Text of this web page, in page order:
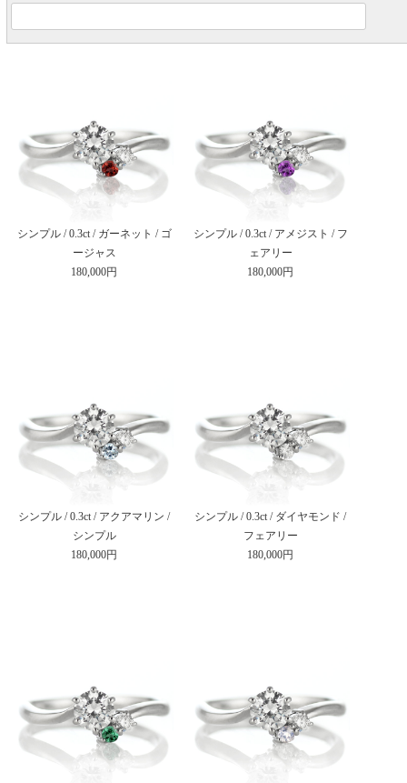
シンプル / 0.3ct / ガーネット / ゴ
ージャス
180,000円
シンプル / 0.3ct / アメジスト / フ
ェアリー
180,000円
シンプル / 0.3ct / アクアマリン /
シンプル
180,000円
シンプル / 0.3ct / ダイヤモンド /
フェアリー
180,000円